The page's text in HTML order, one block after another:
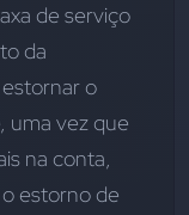
de serviço
da
o
uma vez que
na conta,
estorno de